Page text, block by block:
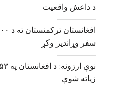
د داعش واقعیت
سفر وړاندیز وکړ
زیاته شوې